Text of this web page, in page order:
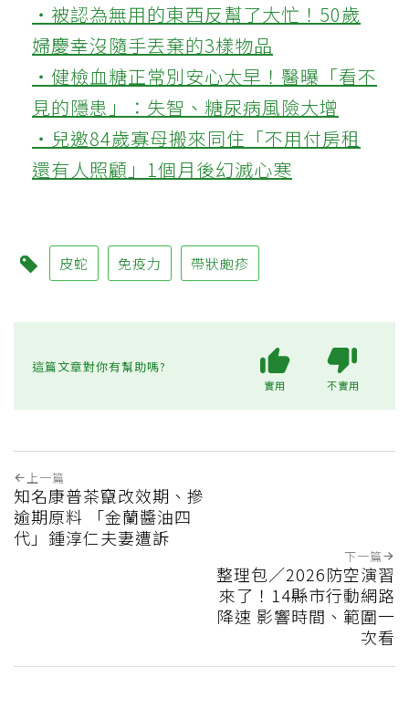
‧被認為無用的東西反幫了大忙！50歲
婦慶幸沒隨手丟棄的3樣物品
‧健檢血糖正常別安心太早！醫曝「看不
見的隱患」：失智、糖尿病風險大增
‧兒邀84歲寡母搬來同住「不用付房租
還有人照顧」1個月後幻滅心寒
皮蛇 免疫力 帶狀皰疹
這篇文章對你有幫助嗎?
實用 不實用
上一篇
知名康普茶竄改效期、摻
逾期原料 「金蘭醬油四
代」鍾淳仁夫妻遭訴
下一篇
整理包／2026防空演習
來了！14縣市行動網路
降速 影響時間、範圍一
次看